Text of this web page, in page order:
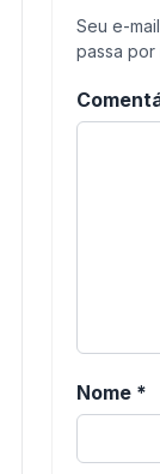
Seu e-
passa por
Nome *